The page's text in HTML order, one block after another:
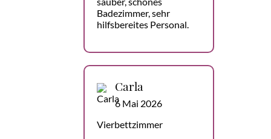
Badezimmer, sehr
hilfsbereites Personal.
Carla
6 Mai 2026
Vierbettzimmer